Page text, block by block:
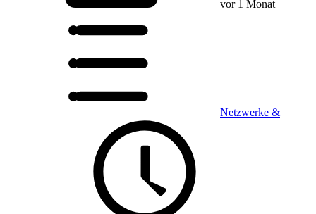
vor 1 Monat
Netzwerke &